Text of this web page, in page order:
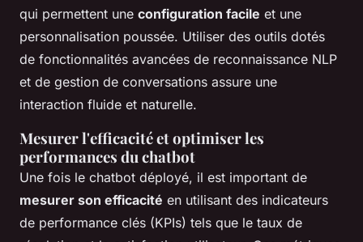
qui permettent une configuration facile et une
personnalisation poussée. Utiliser des outils dotés
de fonctionnalités avancées de reconnaissance NLP
et de gestion de conversations assure une
interaction fluide et naturelle.
Mesurer l'efficacité et optimiser les
performances du chatbot
Une fois le chatbot déployé, il est important de
mesurer son efficacité en utilisant des indicateurs
de performance clés (KPIs) tels que le taux de